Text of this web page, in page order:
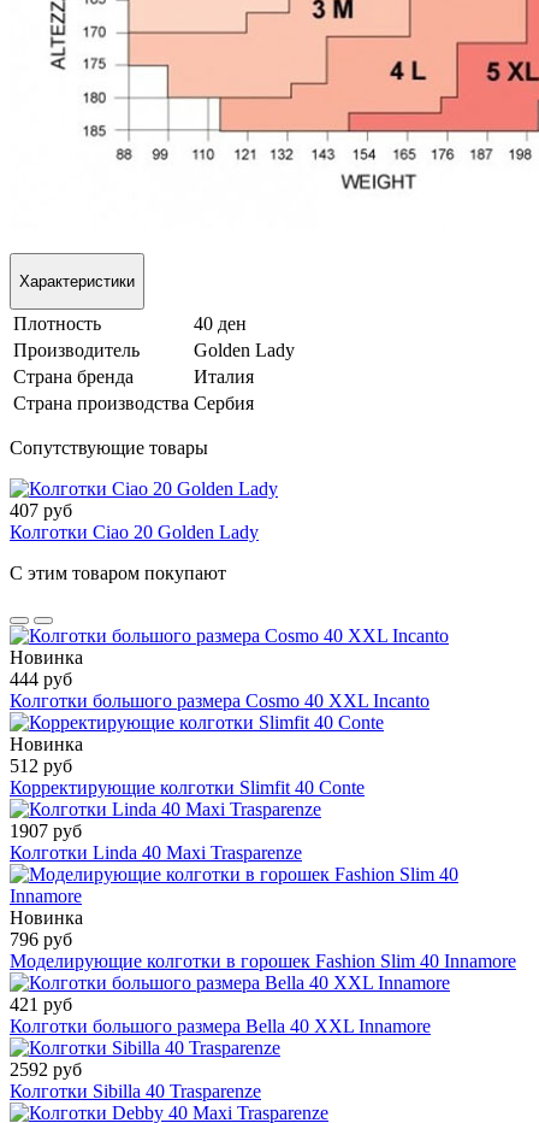
Характеристики
Плотность
40 ден
Производитель
Golden Lady
Страна бренда
Италия
Страна производства Сербия
Сопутствующие товары
407 руб
Колготки Ciao 20 Golden Lady
С этим товаром покупают
Новинка
444 руб
Колготки большого размера Cosmo 40 XXL Incanto
Новинка
512 руб
Корректирующие колготки Slimfit 40 Conte
1907 руб
Колготки Linda 40 Maxi Trasparenze
Новинка
796 руб
Моделирующие колготки в горошек Fashion Slim 40 Innamore
421 руб
Колготки большого размера Bella 40 XXL Innamore
2592 руб
Колготки Sibilla 40 Trasparenze